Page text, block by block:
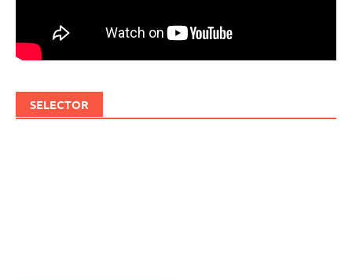
SELECTOR